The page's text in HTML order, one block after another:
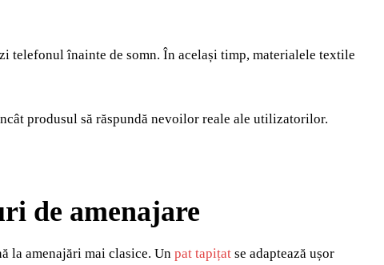
înainte de somn. În același timp, materialele textile
produsul să răspundă nevoilor reale ale utilizatorilor.
de amenajare
la amenajări mai clasice. Un pat tapițat se adaptează ușor